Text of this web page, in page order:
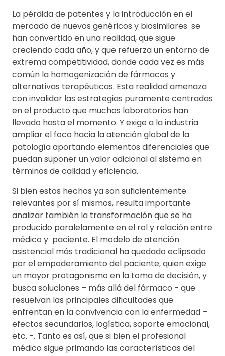
La pérdida de patentes y la introducción en el
mercado de nuevos genéricos y biosimilares se
han convertido en una realidad, que sigue
creciendo cada año, y que refuerza un entorno de
extrema competitividad, donde cada vez es más
común la homogenización de fármacos y
alternativas terapéuticas. Esta realidad amenaza
con invalidar las estrategias puramente centradas
en el producto que muchos laboratorios han
llevado hasta el momento. Y exige a la industria
ampliar el foco hacia la atención global de la
patología aportando elementos diferenciales que
puedan suponer un valor adicional al sistema en
términos de calidad y eficiencia.
Si bien estos hechos ya son suficientemente
relevantes por sí mismos, resulta importante
analizar también la transformación que se ha
producido paralelamente en el rol y relación entre
médico y paciente. El modelo de atención
asistencial más tradicional ha quedado eclipsado
por el empoderamiento del paciente, quien exige
un mayor protagonismo en la toma de decisión, y
busca soluciones – más allá del fármaco - que
resuelvan las principales dificultades que
enfrentan en la convivencia con la enfermedad –
efectos secundarios, logística, soporte emocional,
etc. -. Tanto es así, que si bien el profesional
médico sigue primando las características del